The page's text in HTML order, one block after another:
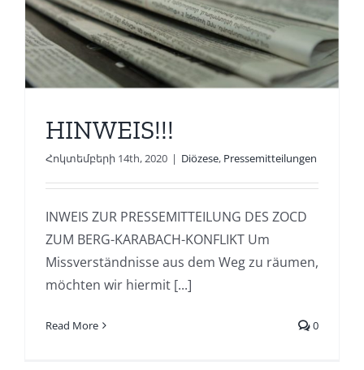
HINWEIS!!!
Հոկտեմբերի 14th, 2020 | Diözese, Pressemitteilungen
INWEIS ZUR PRESSEMITTEILUNG DES ZOCD
ZUM BERG-KARABACH-KONFLIKT Um
Missverständnisse aus dem Weg zu räumen,
möchten wir hiermit [...]
Read More 0